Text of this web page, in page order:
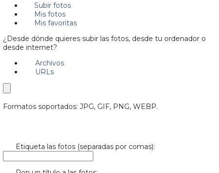
Subir fotos
Mis fotos
Mis favoritas
¿Desde dónde quieres subir las fotos, desde tu ordenador o
desde internet?
Archivos
URLs
Formatos soportados: JPG, GIF, PNG, WEBP.
Etiqueta las fotos (separadas por comas):